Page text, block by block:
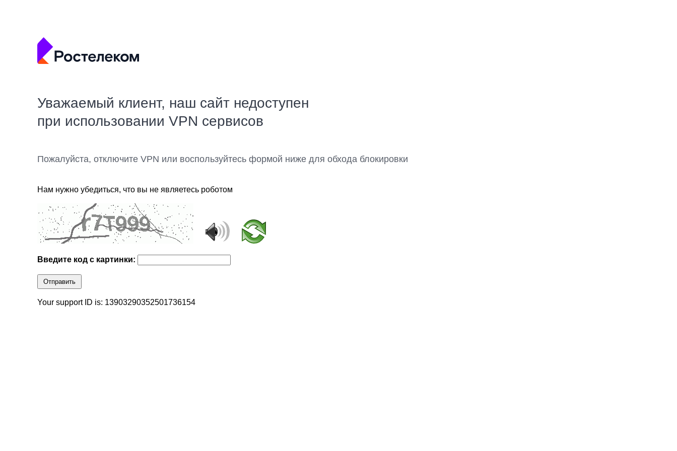
Уважаемый клиент, наш сайт недоступен
при использовании VPN сервисов
Пожалуйста, отключите VPN или воспользуйтесь формой ниже для обхода блокировки
Нам нужно убедиться, что вы не являетесь роботом
Введите код с картинки:
Отправить
Your support ID is: 13903290352501736154